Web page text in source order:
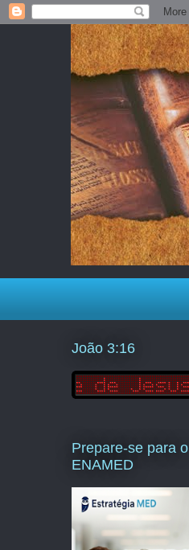
João 3:16
Prepare-se para o
ENAMED